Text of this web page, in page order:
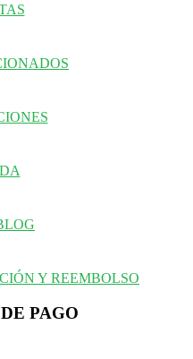
Y REEMBOLSO
PAGO